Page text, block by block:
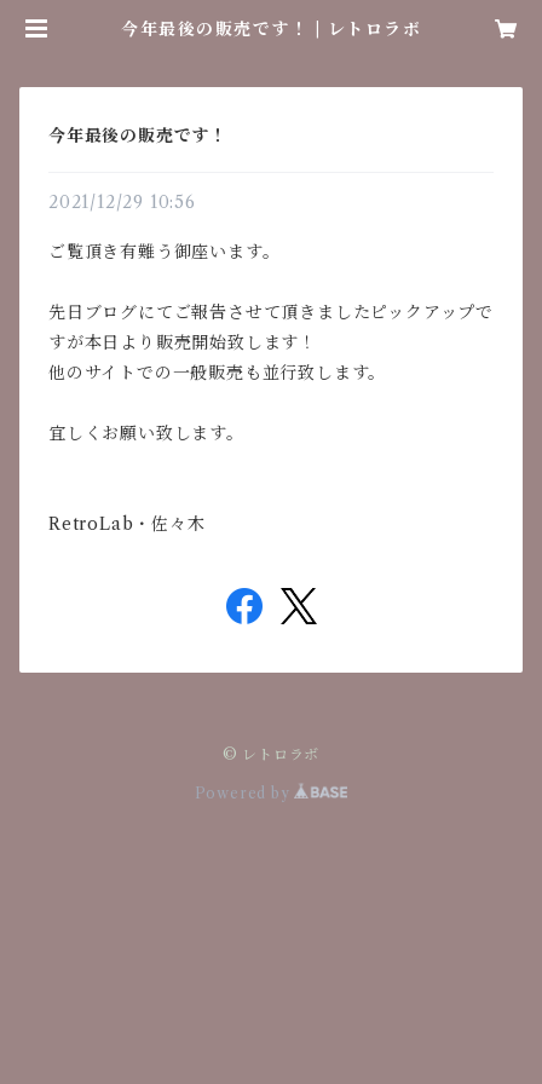
今年最後の販売です！ | レトロラボ
今年最後の販売です！
2021/12/29 10:56
ご覧頂き有難う御座います。
先日ブログにてご報告させて頂きましたピックアップで
すが本日より販売開始致します！
他のサイトでの一般販売も並行致します。
宜しくお願い致します。
RetroLab・佐々木
© レトロラボ
Powered by